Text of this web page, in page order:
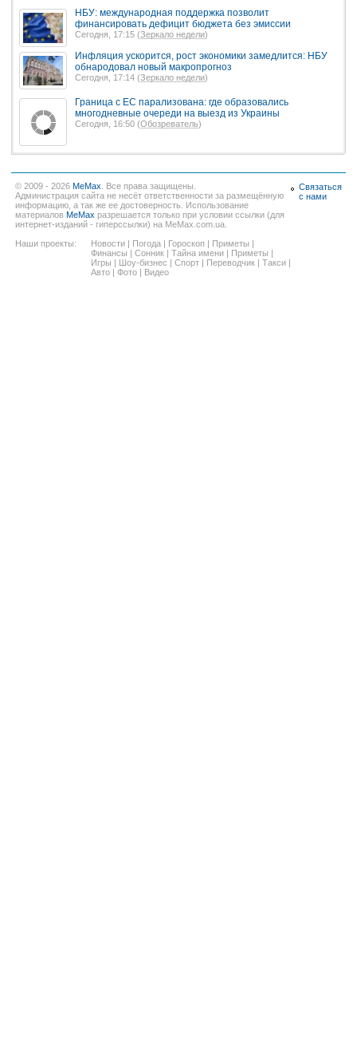
НБУ: международная поддержка позволит
финансировать дефицит бюджета без эмиссии
Сегодня, 17:15 (Зеркало недели)
Инфляция ускорится, рост экономики замедлится: НБУ
обнародовал новый макропрогноз
Сегодня, 17:14 (Зеркало недели)
Граница с ЕС парализована: где образовались
многодневные очереди на выезд из Украины
Сегодня, 16:50 (Обозреватель)
© 2009 - 2026 MeMax . Все права защищены.
Администрация сайта не несёт ответственности за размещённую
информацию, а так же ее достоверность. Использование
материалов MeMax разрешается только при условии ссылки (для
интернет-изданий - гиперссылки) на MeMax.com.ua.
Наши проекты:
Новости | Погода | Гороскоп | Приметы |
Финансы | Сонник | Тайна имени | Приметы |
Игры | Шоу-бизнес | Спорт | Переводчик | Такси |
Авто | Фото | Видео
Связаться
с нами